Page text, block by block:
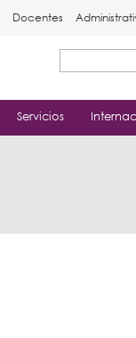
de
Docentes
Servicios